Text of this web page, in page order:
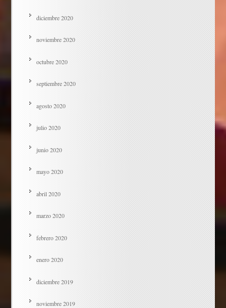
diciembre 2020
noviembre 2020
octubre 2020
septiembre 2020
agosto 2020
julio 2020
junio 2020
mayo 2020
abril 2020
marzo 2020
febrero 2020
enero 2020
diciembre 2019
noviembre 2019